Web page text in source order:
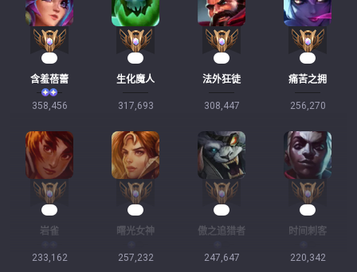
含羞蓓蕾
358,456
生化魔人
317,693
法外狂徒
308,447
痛苦之拥
256,270
岩雀
233,162
曙光女神
257,232
傲之追猎者
247,647
时间刺客
220,342